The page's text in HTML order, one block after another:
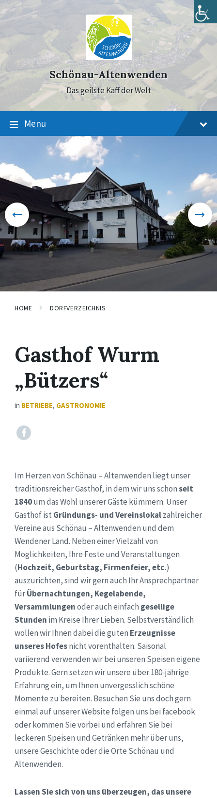
to
content
to
main
navigation
to
footer
Schönau-Altenwenden
Das geilste Kaff der Welt
Menu
HOME DORFVERZEICHNIS
Gasthof Wurm
„Bützers“
in BETRIEBE, GASTRONOMIE
Facebook
Im Herzen von Schönau – Altenwenden liegt unser
traditionsreicher Gasthof, in dem wir uns schonseit
1840um das Wohl unserer Gäste kümmern. Unser
Gasthof ist Gründungs- und Vereinslokalzahlreicher
Vereine aus Schönau – Altenwenden und dem
Wendener Land. Neben einer Vielzahl von
Möglichkeiten, Ihre Feste und Veranstaltungen
(Hochzeit, Geburtstag, Firmenfeier, etc.)
auszurichten, sind wir gern auch Ihr Ansprechpartner
fürÜbernachtungen, Kegelabende,
Versammlungenoder auch einfach gesellige
Stunden im Kreise Ihrer Lieben. Selbstverständlich
wollen wir Ihnen dabei die guten Erzeugnisse
unseres Hofesnicht vorenthalten. Saisonal
variierend verwenden wir bei unseren Speisen eigene
Produkte. Gern setzen wir unsere über 180-jährige
Erfahrung ein, um Ihnen unvergesslich schöne
Momente zu bereiten. Besuchen Sie uns doch gern
einmal auf unserer Website folgen uns bei facebook
oder kommen Sie vorbei und erfahren Sie bei
leckeren Speisen und Getränken mehr über uns,
unsere Geschichte oder die Orte Schönau und
Altenwenden.
Lassen Sie sich von uns überzeugen, das unsere